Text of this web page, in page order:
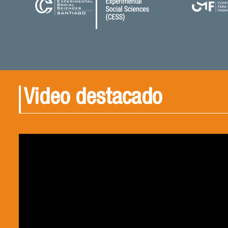
Video destacado